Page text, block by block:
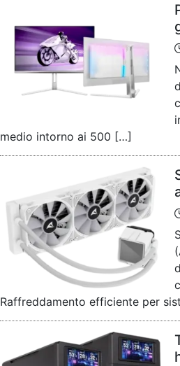
medio intorno ai 500 […]
Raffreddamento efficiente per